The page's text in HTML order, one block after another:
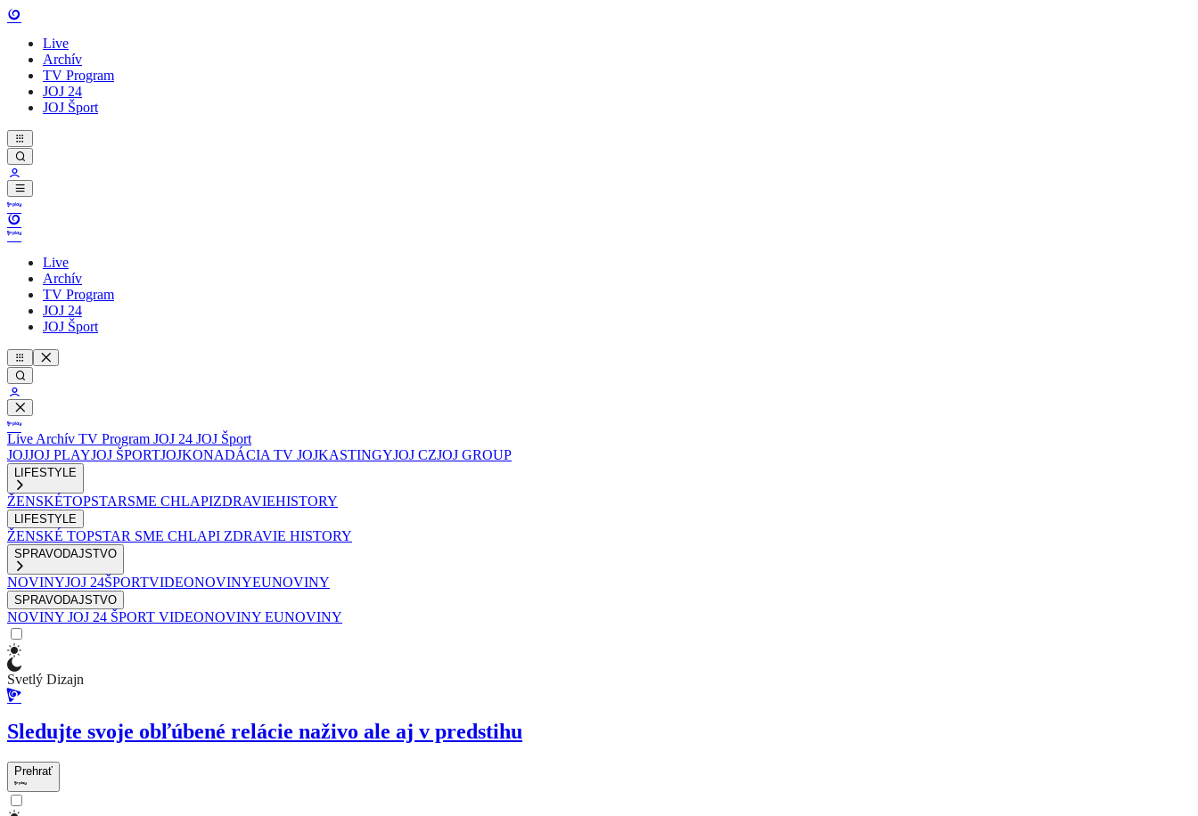
Live
Archív
TV Program
JOJ 24
JOJ Šport
Live
Archív
TV Program
JOJ 24
JOJ Šport
Live Archív TV Program JOJ 24 JOJ Šport
JOJJOJ PLAYJOJ ŠPORTJOJKONADÁCIA TV JOJKASTINGYJOJ CZJOJ GROUP
LIFESTYLE
ŽENSKÉTOPSTARSME CHLAPIZDRAVIEHISTORY
LIFESTYLE
ŽENSKÉ TOPSTAR SME CHLAPI ZDRAVIE HISTORY
SPRAVODAJSTVO
NOVINYJOJ 24ŠPORTVIDEONOVINYEUNOVINY
SPRAVODAJSTVO
NOVINY JOJ 24 ŠPORT VIDEONOVINY EUNOVINY
Svetlý Dizajn
Sledujte svoje obľúbené relácie naživo ale aj v predstihu
Prehrať